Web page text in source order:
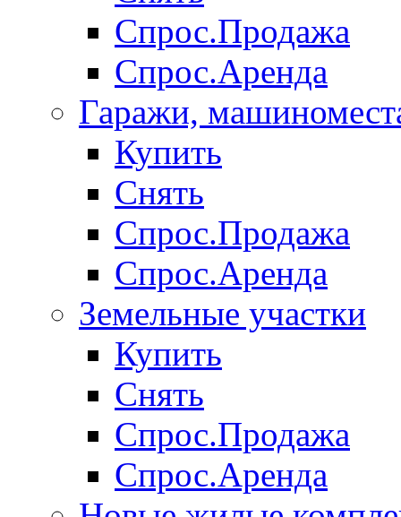
Спрос.Продажа
Спрос.Аренда
Гаражи,
Купить
Снять
Спрос.Продажа
Спрос.Аренда
Земельные участки
Купить
Снять
Спрос.Продажа
Спрос.Аренда